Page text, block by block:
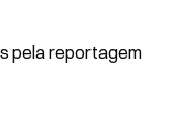
pela reportagem